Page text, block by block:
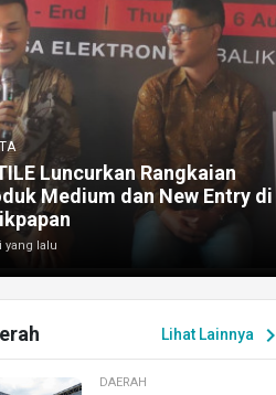
Luncurkan Rangkaian
Medium dan New Entry di
yang lalu
Lihat Lainnya chevron_right
DAERAH